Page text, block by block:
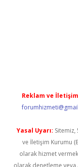
Reklam ve
Yasal Uyarı: Sitemiz,
ve İletişim Kurumu
olarak hizmet
olarak denetleme veya